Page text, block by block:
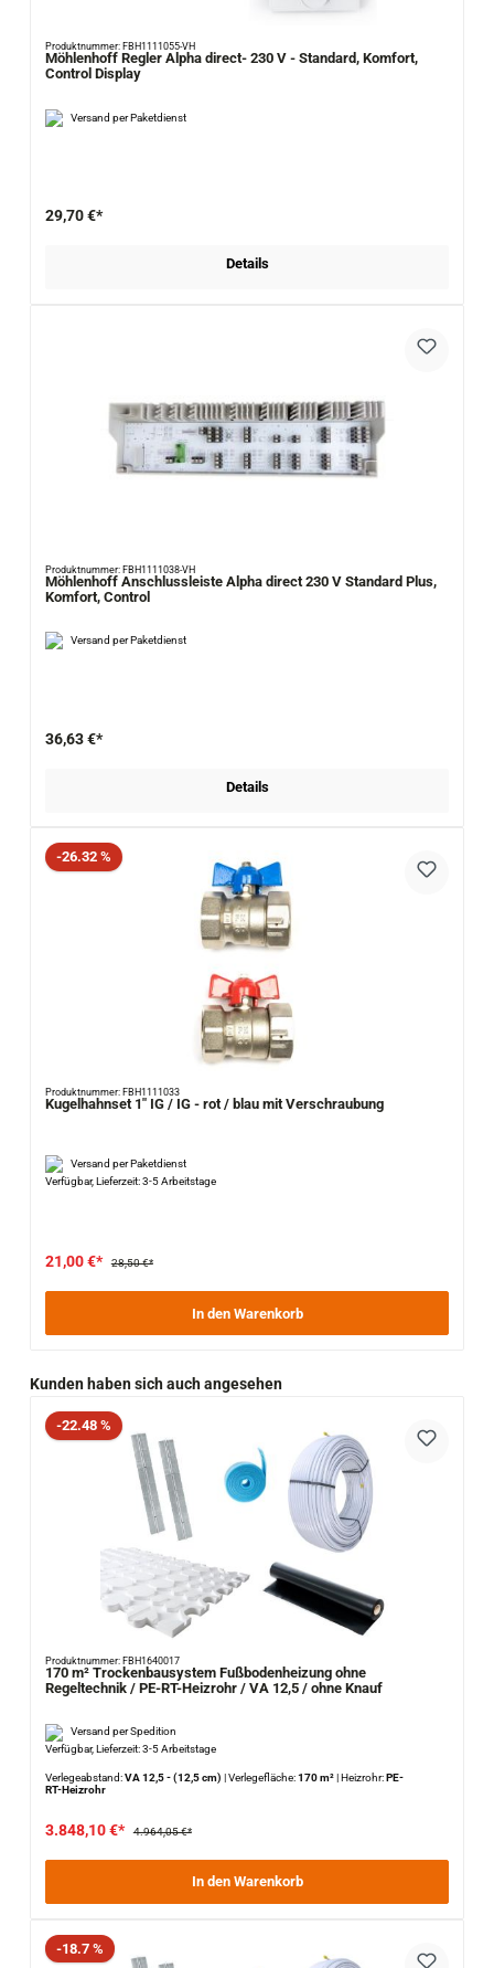
Produktnummer: FBH1111055-VH
Möhlenhoff Regler Alpha direct- 230 V - Standard, Komfort,
Control Display
Versand per Paketdienst
29,70 €*
Details
Produktnummer: FBH1111038-VH
Möhlenhoff Anschlussleiste Alpha direct 230 V Standard Plus,
Komfort, Control
Versand per Paketdienst
36,63 €*
Details
Rabatt
-26.32 %
Produktnummer: FBH1111033
Kugelhahnset 1" IG / IG - rot / blau mit Verschraubung
Versand per Paketdienst
Verfügbar, Lieferzeit: 3-5 Arbeitstage
21,00 €* 28,50 €*
In den Warenkorb
Produktgalerie überspringen
Kunden haben sich auch angesehen
Rabatt
-22.48 %
Produktnummer: FBH1640017
170 m² Trockenbausystem Fußbodenheizung ohne
Regeltechnik / PE-RT-Heizrohr / VA 12,5 / ohne Knauf
Versand per Spedition
Verfügbar, Lieferzeit: 3-5 Arbeitstage
Verlegeabstand:
VA 12,5 - (12,5 cm) |Verlegefläche:170 m²|Heizrohr:PE-
RT-Heizrohr
3.848,10 €* 4.964,05 €*
In den Warenkorb
Rabatt
-18.7 %